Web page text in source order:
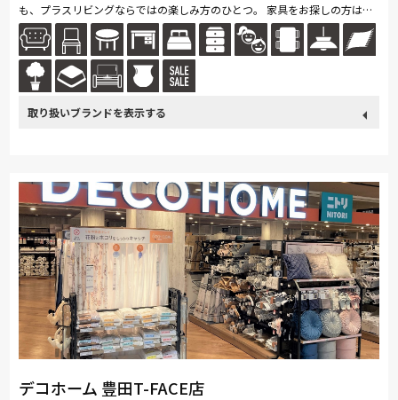
も、プラスリビングならではの楽しみ方のひとつ。 家具をお探しの方は是
非、プラスリビングでもインテリアをご覧ください！ また、価格...続きを
読む
デコホーム 豊田T-FACE店